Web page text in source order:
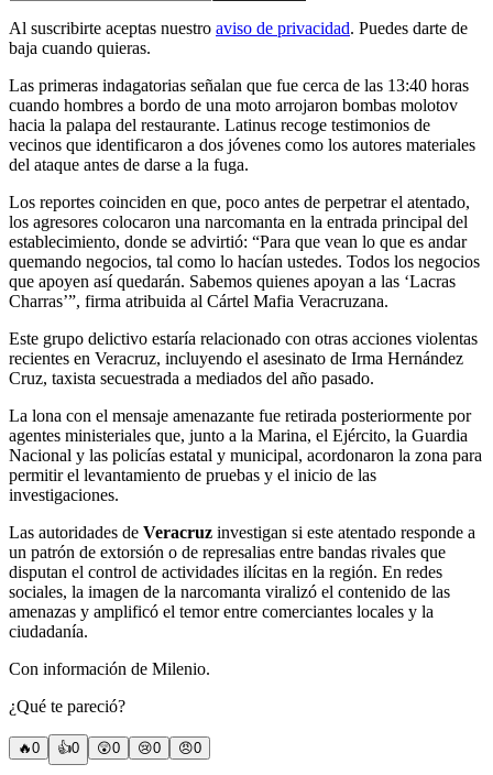
Al suscribirte aceptas nuestro aviso de privacidad. Puedes darte de
baja cuando quieras.
Las primeras indagatorias señalan que fue cerca de las 13:40 horas
cuando hombres a bordo de una moto arrojaron bombas molotov
hacia la palapa del restaurante. Latinus recoge testimonios de
vecinos que identificaron a dos jóvenes como los autores materiales
del ataque antes de darse a la fuga.
Los reportes coinciden en que, poco antes de perpetrar el atentado,
los agresores colocaron una narcomanta en la entrada principal del
establecimiento, donde se advirtió: “Para que vean lo que es andar
quemando negocios, tal como lo hacían ustedes. Todos los negocios
que apoyen así quedarán. Sabemos quienes apoyan a las ‘Lacras
Charras’”, firma atribuida al Cártel Mafia Veracruzana.
Este grupo delictivo estaría relacionado con otras acciones violentas
recientes en Veracruz, incluyendo el asesinato de Irma Hernández
Cruz, taxista secuestrada a mediados del año pasado.
La lona con el mensaje amenazante fue retirada posteriormente por
agentes ministeriales que, junto a la Marina, el Ejército, la Guardia
Nacional y las policías estatal y municipal, acordonaron la zona para
permitir el levantamiento de pruebas y el inicio de las
investigaciones.
Las autoridades de Veracruz investigan si este atentado responde a
un patrón de extorsión o de represalias entre bandas rivales que
disputan el control de actividades ilícitas en la región. En redes
sociales, la imagen de la narcomanta viralizó el contenido de las
amenazas y amplificó el temor entre comerciantes locales y la
ciudadanía.
Con información de Milenio.
¿Qué te pareció?
🔥0 👍0 😲0 😢0 😠0